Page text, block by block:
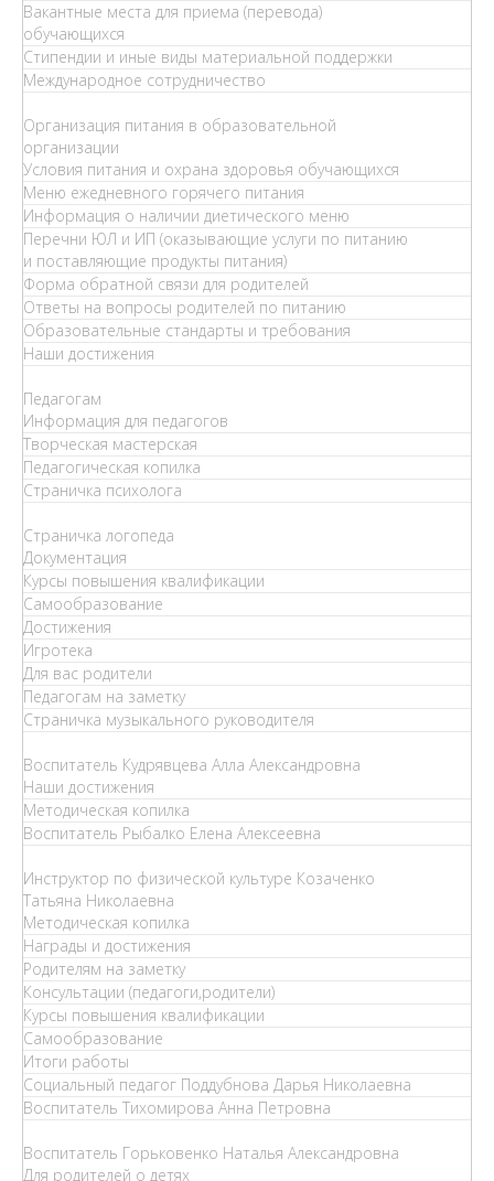
Вакантные места для приема (перевода)
обучающихся
Стипендии и иные виды материальной поддержки
Международное сотрудничество
Организация питания в образовательной
организации
Условия питания и охрана здоровья обучающихся
Меню ежедневного горячего питания
Информация о наличии диетического меню
Перечни ЮЛ и ИП (оказывающие услуги по питанию
и поставляющие продукты питания)
Форма обратной связи для родителей
Ответы на вопросы родителей по питанию
Образовательные стандарты и требования
Наши достижения
Педагогам
Информация для педагогов
Творческая мастерская
Педагогическая копилка
Страничка психолога
Страничка логопеда
Документация
Курсы повышения квалификации
Самообразование
Достижения
Игротека
Для вас родители
Педагогам на заметку
Страничка музыкального руководителя
Воспитатель Кудрявцева Алла Александровна
Наши достижения
Методическая копилка
Воспитатель Рыбалко Елена Алексеевна
Инструктор по физической культуре Козаченко
Татьяна Николаевна
Методическая копилка
Награды и достижения
Родителям на заметку
Консультации (педагоги,родители)
Курсы повышения квалификации
Самообразование
Итоги работы
Социальный педагог Поддубнова Дарья Николаевна
Воспитатель Тихомирова Анна Петровна
Воспитатель Горьковенко Наталья Александровна
Для родителей о детях